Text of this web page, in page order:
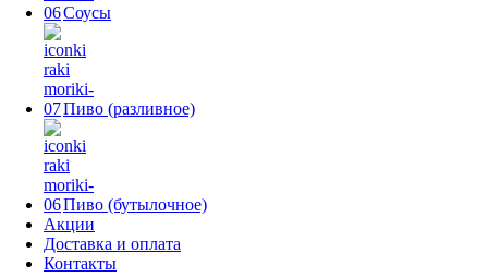
Соусы
Пиво (разливное)
Пиво (бутылочное)
Акции
Доставка и оплата
Контакты